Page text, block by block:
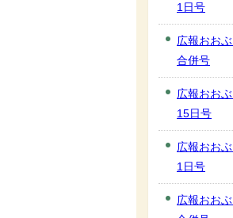
1日号
広報おお
合併号
広報おお
15日号
広報おお
1日号
広報おお